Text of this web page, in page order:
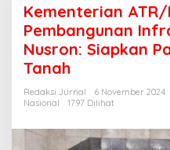
m
e
n
t
i
a
A
Kementerian ATR/
Pembangunan
Nusron: Siapkan
Tanah
Redaksi Jurnal
6 November 2024
Nasional
1797 Dilihat